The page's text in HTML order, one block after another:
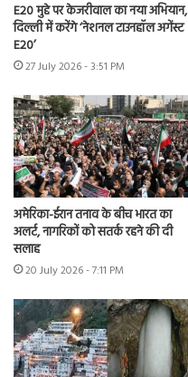
E20 मुद्दे पर केजरीवाल का नया अभियान,
दिल्ली में करेंगे ‘नेशनल टाउनहॉल अगेंस्ट
E20’
27 July 2026 - 3:51 PM
अमेरिका-ईरान तनाव के बीच भारत का
अलर्ट, नागरिकों को सतर्क रहने की दी
सलाह
20 July 2026 - 7:11 PM